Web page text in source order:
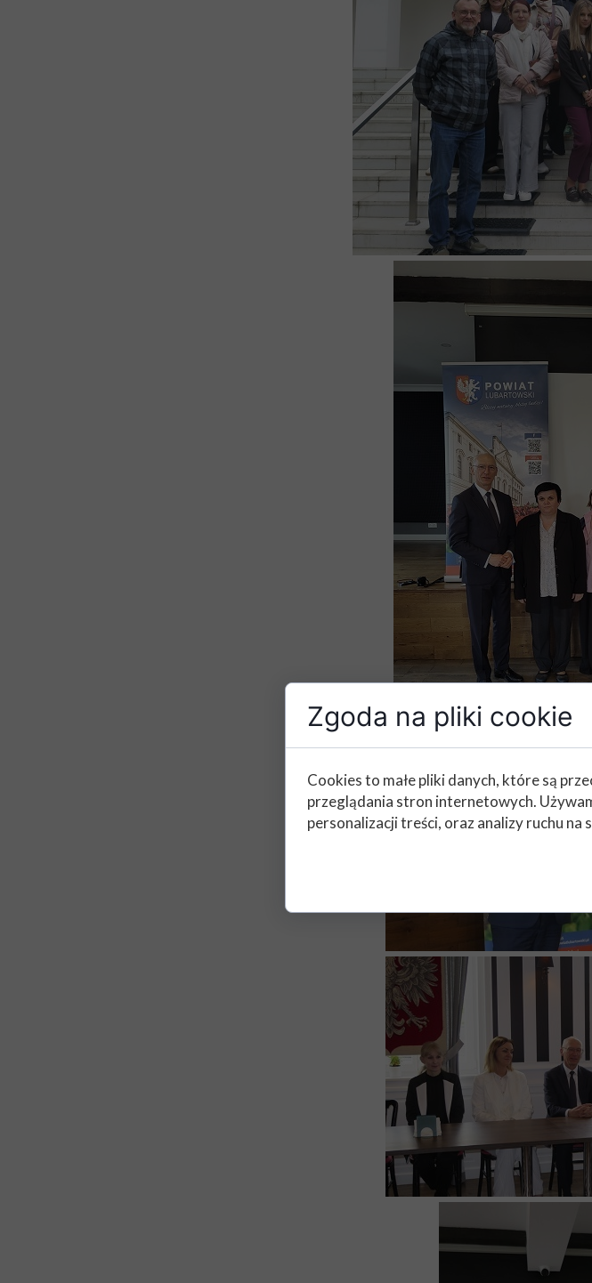
Zgoda na pliki cookie
Cookies to małe pliki danych, które są
przeglądania stron internetowych.
personalizacji treści, oraz analizy ruchu na